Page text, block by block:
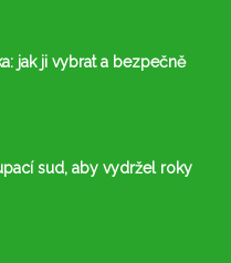
jak ji vybrat a bezpečně
sud, aby vydržel roky